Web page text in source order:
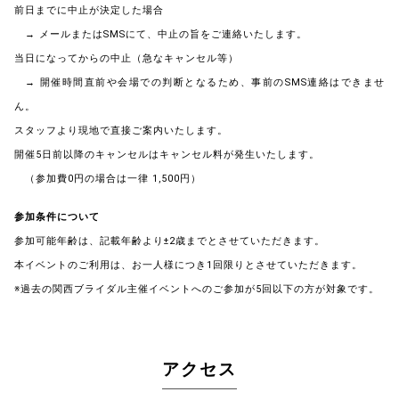
前日までに中止が決定した場合
→ メールまたはSMSにて、中止の旨をご連絡いたします。
当日になってからの中止（急なキャンセル等）
→ 開催時間直前や会場での判断となるため、事前のSMS連絡はできませ
ん。
スタッフより現地で直接ご案内いたします。
開催5日前以降のキャンセルはキャンセル料が発生いたします。
（参加費0円の場合は一律 1,500円）
参加条件について
参加可能年齢は、記載年齢より±2歳までとさせていただきます。
本イベントのご利用は、お一人様につき1回限りとさせていただきます。
※過去の関西ブライダル主催イベントへのご参加が5回以下の方が対象です。
アクセス